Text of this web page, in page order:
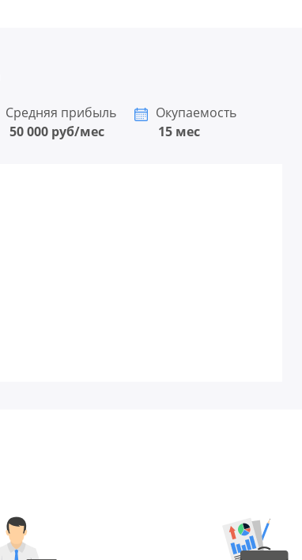
Средняя прибыль
50 000 руб/мес
Окупаемость
15 мес